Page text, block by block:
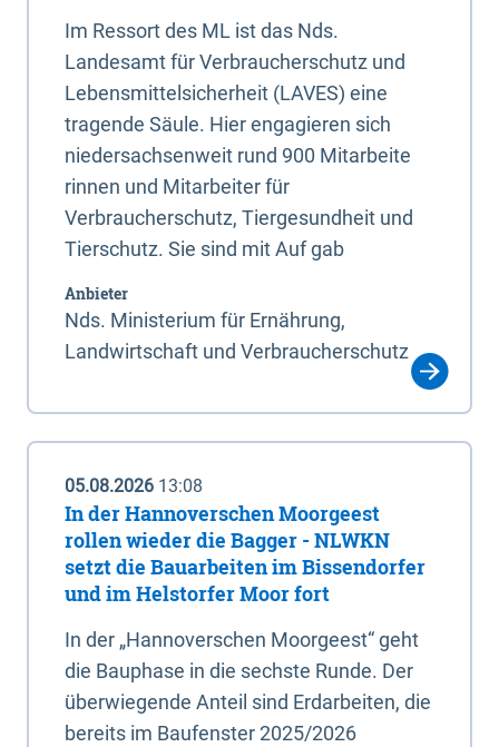
Im Ressort des ML ist das Nds.
Landesamt für Verbraucherschutz und
Lebensmittelsicherheit (LAVES) eine
tragende Säule. Hier engagieren sich
niedersachsenweit rund 900 Mitarbeite
rinnen und Mitarbeiter für
Verbraucherschutz, Tiergesundheit und
Tierschutz. Sie sind mit Auf gab
Anbieter
Nds. Ministerium für Ernährung,
Landwirtschaft und Verbraucherschutz
05.08.2026 13:08
In der Hannoverschen Moorgeest
rollen wieder die Bagger - NLWKN
setzt die Bauarbeiten im Bissendorfer
und im Helstorfer Moor fort
In der „Hannoverschen Moorgeest“ geht
die Bauphase in die sechste Runde. Der
überwiegende Anteil sind Erdarbeiten, die
bereits im Baufenster 2025/2026